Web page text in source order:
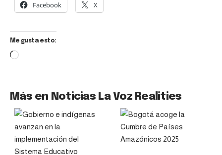
Facebook X
Me gusta esto:
Más en Noticias La Voz Realities